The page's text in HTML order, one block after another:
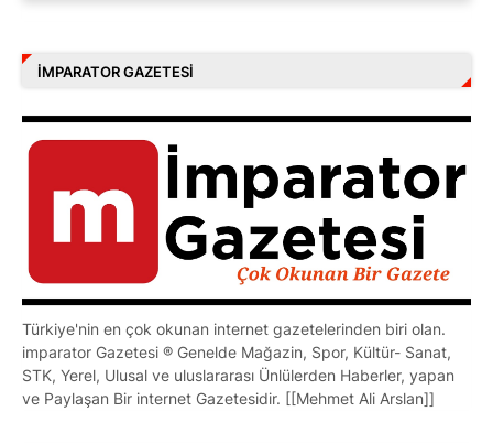
İMPARATOR GAZETESI
Türkiye'nin en çok okunan internet gazetelerinden biri olan.
imparator Gazetesi ® Genelde Mağazin, Spor, Kültür- Sanat,
STK, Yerel, Ulusal ve uluslararası Ünlülerden Haberler, yapan
ve Paylaşan Bir internet Gazetesidir. [[Mehmet Ali Arslan]]